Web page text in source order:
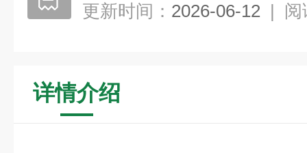
更新时间： 2026-06-12 | 阅
详情介绍